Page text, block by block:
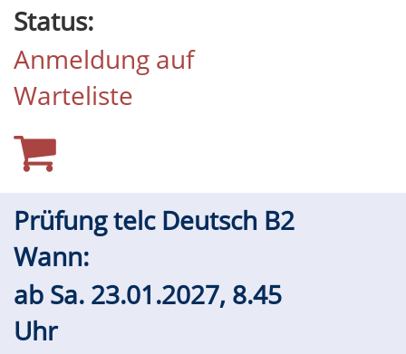
Status:
Anmeldung auf
Warteliste
Prüfung telc Deutsch B2
Wann:
ab Sa. 23.01.2027, 8.45
Uhr